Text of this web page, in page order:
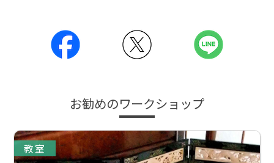
お勧めのワークショップ
教室